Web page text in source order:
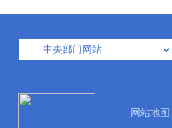
网站地图